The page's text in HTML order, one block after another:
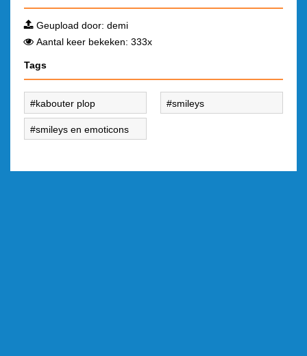
Geupload door: demi
Aantal keer bekeken: 333x
Tags
kabouter plop smileys
smileys en emoticons